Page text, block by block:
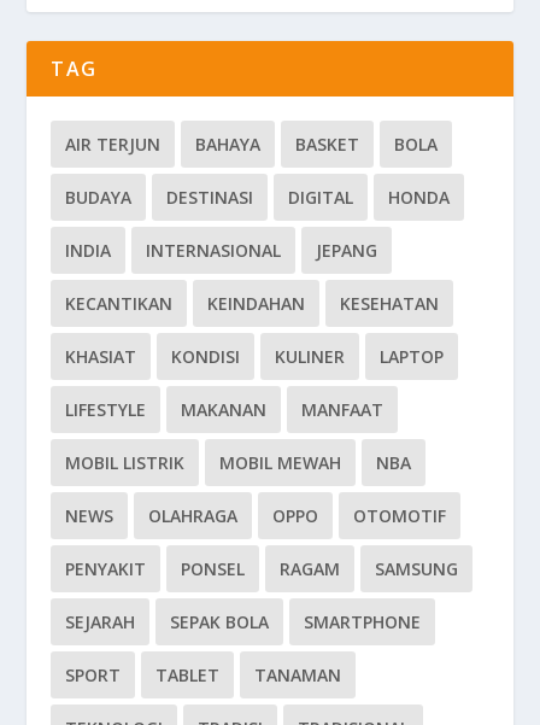
TAG
AIR TERJUN BAHAYA BASKET BOLA
BUDAYA DESTINASI DIGITAL HONDA
INDIA INTERNASIONAL JEPANG
KECANTIKAN KEINDAHAN KESEHATAN
KHASIAT KONDISI KULINER LAPTOP
LIFESTYLE MAKANAN MANFAAT
MOBIL LISTRIK MOBIL MEWAH NBA
NEWS OLAHRAGA OPPO OTOMOTIF
PENYAKIT PONSEL RAGAM SAMSUNG
SEJARAH SEPAK BOLA SMARTPHONE
SPORT TABLET TANAMAN